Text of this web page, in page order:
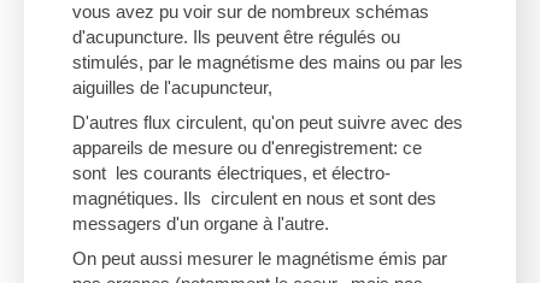
vous avez pu voir sur de nombreux schémas
d'acupuncture. Ils peuvent être régulés ou
stimulés, par le magnétisme des mains ou par les
aiguilles de l'acupuncteur,
D'autres flux circulent, qu'on peut suivre avec des
appareils de mesure ou d'enregistrement: ce
sont les courants électriques, et électro-
magnétiques. Ils circulent en nous et sont des
messagers d'un organe à l'autre.
On peut aussi mesurer le magnétisme émis par